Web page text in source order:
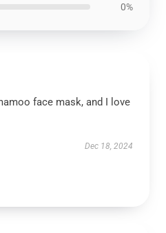
0%
face mask, and I love
Dec 18, 2024